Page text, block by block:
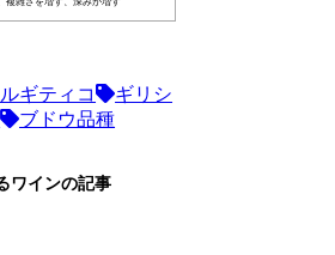
ギティコ
ギリシ
ブドウ品種
ワインの記事